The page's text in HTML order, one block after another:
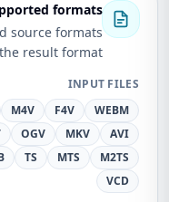
formats
source formats
result format.
INPUT FILES
WEBM
F4V
M4V
AVI
MKV
OGV
M2TS
MTS
TS
VCD